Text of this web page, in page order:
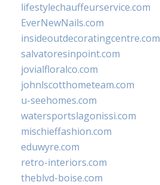
lifestylechauffeurservice.com
EverNewNails.com
insideoutdecoratingcentre.com
salvatoresinpoint.com
jovialfloralco.com
johnlscotthometeam.com
u-seehomes.com
watersportslagonissi.com
mischieffashion.com
eduwyre.com
retro-interiors.com
theblvd-boise.com